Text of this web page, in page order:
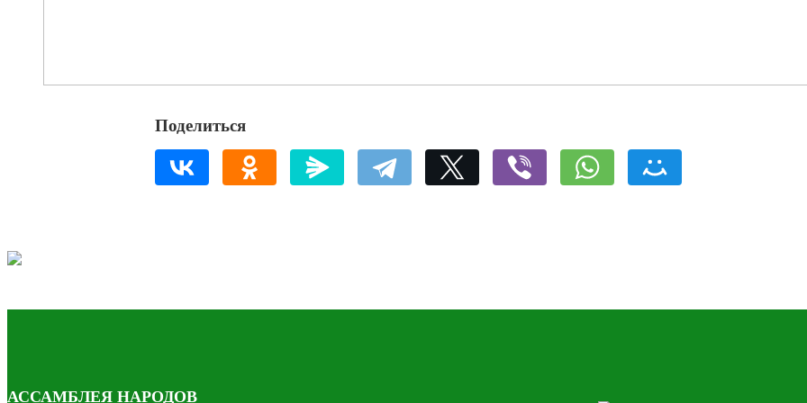
Поделиться
АССАМБЛЕЯ НАРОДОВ